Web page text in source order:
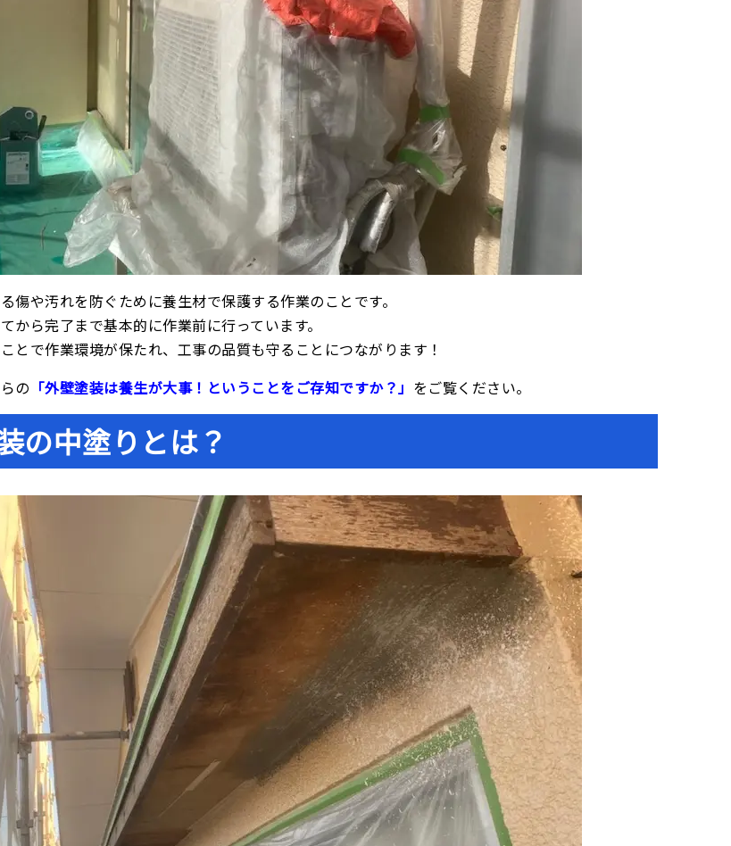
傷や汚れを防ぐために養生材で保護する作業のことです。
から完了まで基本的に作業前に行っています。
とで作業環境が保たれ、工事の品質も守ることにつながります！
の 「外壁塗装は養生が大事！ということをご存知ですか？」 をご覧ください。
の中塗りとは？